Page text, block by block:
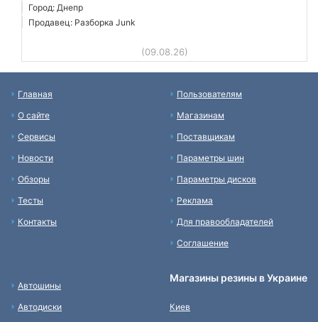
Город: Днепр
Продавец: Разборка Junk
(09.08.26)
Главная
О сайте
Сервисы
Новости
Обзоры
Тесты
Контакты
Пользователям
Магазинам
Поставщикам
Параметры шин
Параметры дисков
Реклама
Для правообладателей
Соглашение
Автошины
Автодиски
Магазины резины в Украине
Киев